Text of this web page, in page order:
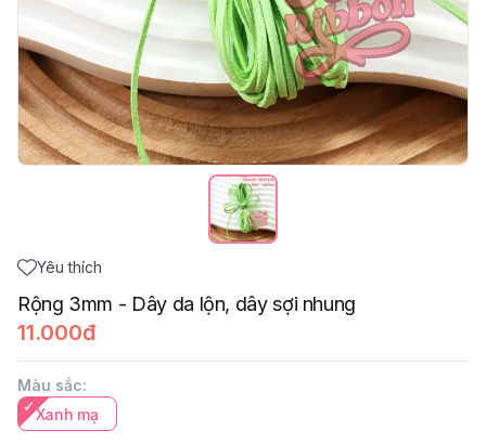
Yêu thích
Rộng 3mm - Dây da lộn, dây sợi nhung
11.000đ
Màu sắc:
Xanh mạ